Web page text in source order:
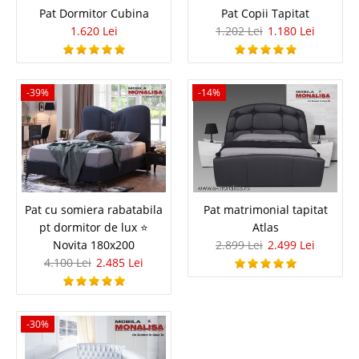
Pret Redus 2.332 Lei
Vezi Detalii
Adauga la Favorite
-42%
Pat cu Lada si Somiera rabatabila
metalica Tango stofa
Pat cu Lada de depozitare mare si Somiera rabatabila metalica Tango
Stofa Oferta de paturi matrimoniale cu lada de depozitare a fost
completata cu un model nou foarte apreciat. Datorita functionalitatii si
Pat Dormitor Cubina
1.620 Lei
Pat Copii Tapitat
1.202 Lei 1.180 Lei
-39%
Pat cu somiera rabatabila
pt dormitor de lux ⭐
Novita 180x200
4.100 Lei 2.485 Lei
-14%
Pat matrimonial tapitat
Atlas
2.899 Lei 2.499 Lei
-30%